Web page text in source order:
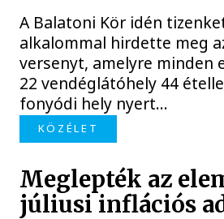
A Balatoni Kör idén
alkalommal hirdette meg
versenyt, amelyre minden
22 vendéglátóhely 44
fonyódi hely nyert...
KÖZÉLET
Meglepték az
júliusi inflációs